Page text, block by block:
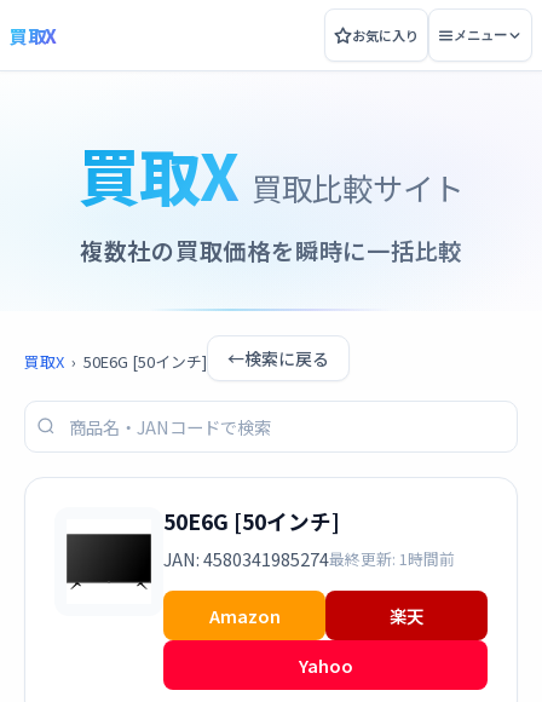
買取X お気に入り メニュー
買取X 買取比較サイト
複数社の買取価格を瞬時に一括比較
買取X › 50E6G [50インチ] ←検索に戻る
50E6G [50インチ]
JAN: 4580341985274最終更新: 1時間前
Amazon
楽天
Yahoo